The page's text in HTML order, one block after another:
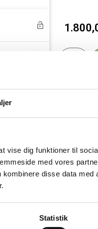
vise dig funktioner til
med vores
disse data med
Statistik